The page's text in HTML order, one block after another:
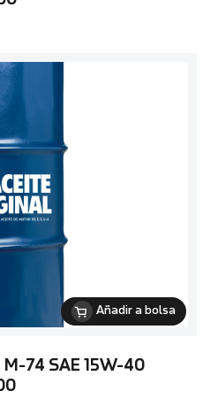
Añadir a bolsa
M-74 SAE 15W-40